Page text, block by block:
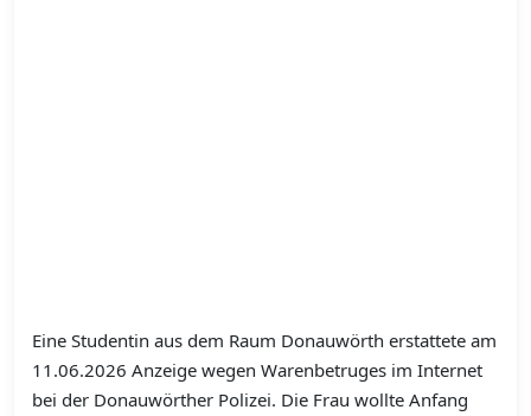
Eine Studentin aus dem Raum Donauwörth erstattete am
11.06.2026 Anzeige wegen Warenbetruges im Internet
bei der Donauwörther Polizei. Die Frau wollte Anfang